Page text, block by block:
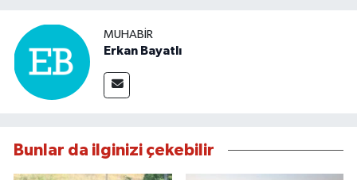
MUHABIR
Erkan Bayatlı
Bunlar da ilginizi çekebilir